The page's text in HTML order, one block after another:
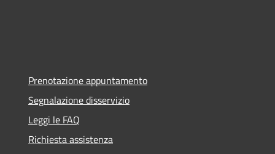
Prenotazione appuntamento
Segnalazione disservizio
Leggi le FAQ
Richiesta assistenza